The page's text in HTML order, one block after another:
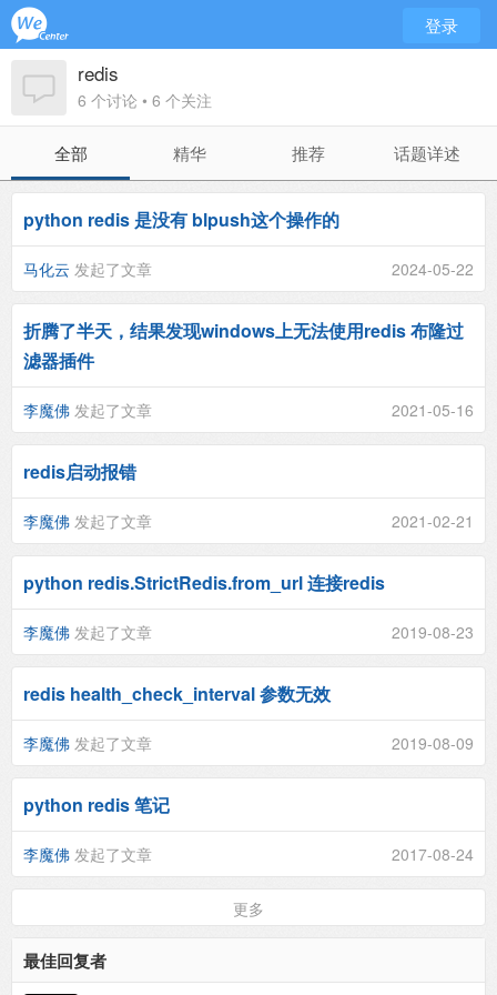
登录
redis
6 个讨论 • 6 个关注
全部 精华 推荐 话题详述
python redis 是没有 blpush这个操作的
马化云 发起了文章 2024-05-22
折腾了半天，结果发现windows上无法使用redis 布隆过
滤器插件
李魔佛 发起了文章 2021-05-16
redis启动报错
李魔佛 发起了文章 2021-02-21
python redis.StrictRedis.from_url 连接redis
李魔佛 发起了文章 2019-08-23
redis health_check_interval 参数无效
李魔佛 发起了文章 2019-08-09
python redis 笔记
李魔佛 发起了文章 2017-08-24
更多
最佳回复者